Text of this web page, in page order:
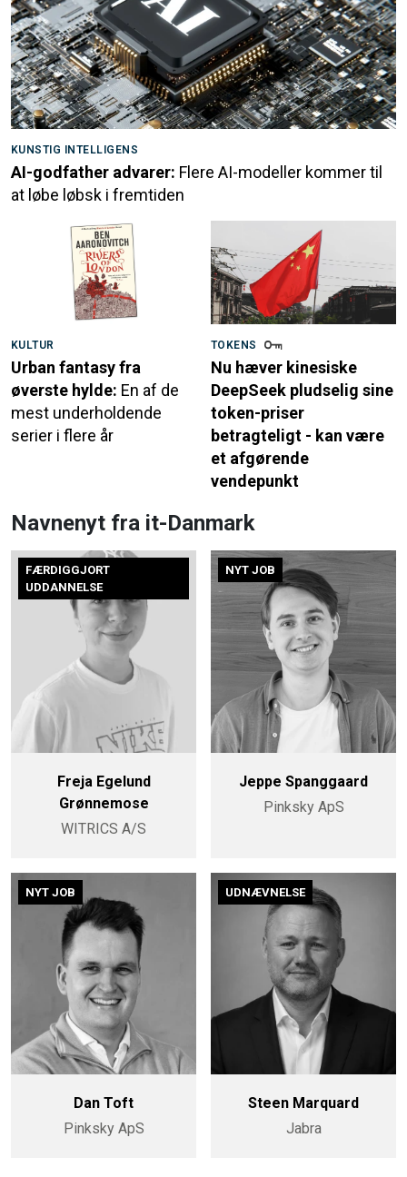
KUNSTIG INTELLIGENS
AI-godfather advarer: Flere AI-modeller kommer til
at løbe løbsk i fremtiden
KULTUR
Urban fantasy fra
øverste hylde: En af de
mest underholdende
serier i flere år
TOKENS
Nu hæver kinesiske
DeepSeek pludselig sine
token-priser
betragteligt - kan være
et afgørende
vendepunkt
Navnenyt fra it-Danmark
FÆRDIGGJORT
UDDANNELSE
Freja Egelund
Grønnemose
WITRICS A/S
NYT JOB
Jeppe Spanggaard
Pinksky ApS
NYT JOB
Dan Toft
Pinksky ApS
UDNÆVNELSE
Steen Marquard
Jabra